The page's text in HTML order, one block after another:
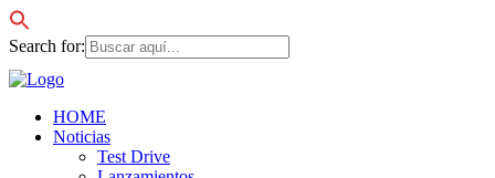
Search for:
HOME
Noticias
Test Drive